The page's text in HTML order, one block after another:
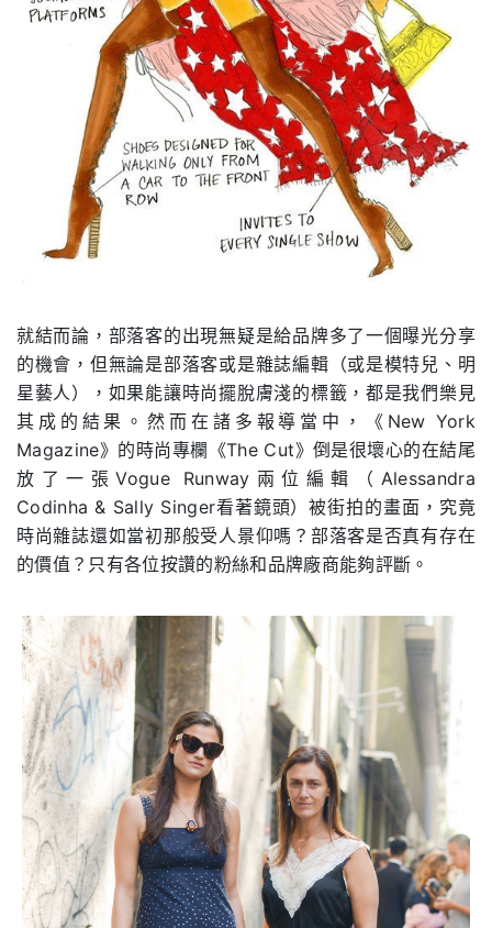
就結而論，部落客的出現無疑是給品牌多了一個曝光分享
的機會，但無論是部落客或是雜誌編輯（或是模特兒、明
星藝人），如果能讓時尚擺脫膚淺的標籤，都是我們樂見
其成的結果。然而在諸多報導當中，《New York
Magazine》的時尚專欄《The Cut》倒是很壞心的在結尾
放了一張Vogue Runway兩位編輯（Alessandra
Codinha & Sally Singer看著鏡頭）被街拍的畫面，究竟
時尚雜誌還如當初那般受人景仰嗎？部落客是否真有存在
的價值？只有各位按讚的粉絲和品牌廠商能夠評斷。